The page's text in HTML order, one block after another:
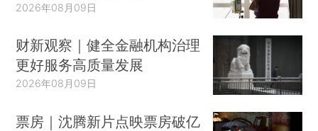
2026年08月09日
财新观察｜健全金融机构治理
更好服务高质量发展
2026年08月09日
票房｜沈腾新片点映票房破亿